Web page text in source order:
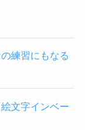
練習にもなる
文字インベー